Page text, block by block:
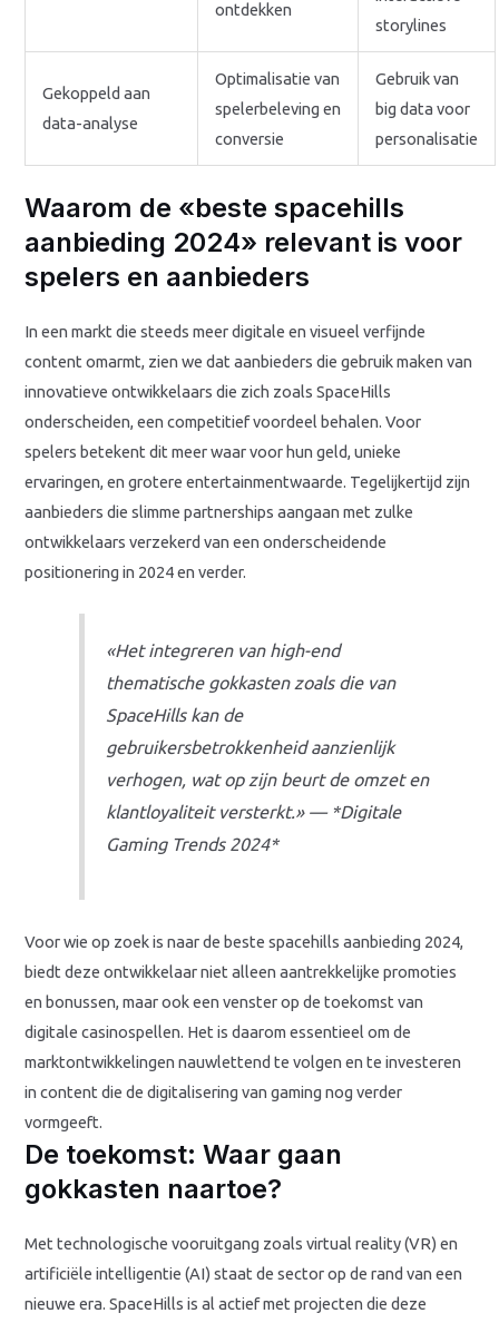
ontdekken
storylines
Gekoppeld aan
data-analyse
Optimalisatie van
spelerbeleving en
conversie
Gebruik van
big data voor
personalisatie
Waarom de «beste spacehills
aanbieding 2024» relevant is voor
spelers en aanbieders
In een markt die steeds meer digitale en visueel verfijnde
content omarmt, zien we dat aanbieders die gebruik maken van
innovatieve ontwikkelaars die zich zoals SpaceHills
onderscheiden, een competitief voordeel behalen. Voor
spelers betekent dit meer waar voor hun geld, unieke
ervaringen, en grotere entertainmentwaarde. Tegelijkertijd zijn
aanbieders die slimme partnerships aangaan met zulke
ontwikkelaars verzekerd van een onderscheidende
positionering in 2024 en verder.
«Het integreren van high-end
thematische gokkasten zoals die van
SpaceHills kan de
gebruikersbetrokkenheid aanzienlijk
verhogen, wat op zijn beurt de omzet en
klantloyaliteit versterkt.» — *Digitale
Gaming Trends 2024*
Voor wie op zoek is naar de beste spacehills aanbieding 2024,
biedt deze ontwikkelaar niet alleen aantrekkelijke promoties
en bonussen, maar ook een venster op de toekomst van
digitale casinospellen. Het is daarom essentieel om de
marktontwikkelingen nauwlettend te volgen en te investeren
in content die de digitalisering van gaming nog verder
vormgeeft.
De toekomst: Waar gaan
gokkasten naartoe?
Met technologische vooruitgang zoals virtual reality (VR) en
artificiële intelligentie (AI) staat de sector op de rand van een
nieuwe era. SpaceHills is al actief met projecten die deze